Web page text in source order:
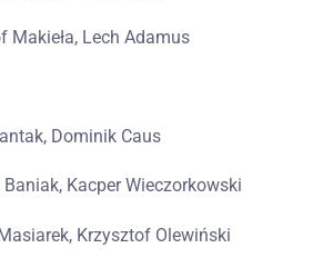
Makieła, Lech Adamus
Dominik Caus
Kacper Wieczorkowski
Krzysztof Olewiński